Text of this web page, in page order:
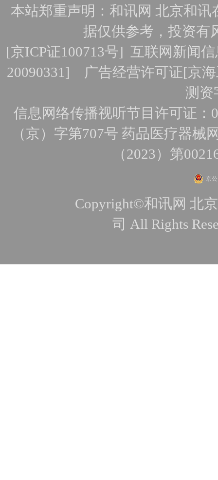
本站郑重声明：和讯网 北京和
据仅供参考，投资有
[京ICP证100713号]互联网新闻
20090331] 广告经营许可证[京
测资
信息网络传播视听节目许可证：
（京）字第707号 药品医疗器械
（2023）第
京
Copyright©和讯网 北
司 All Rights